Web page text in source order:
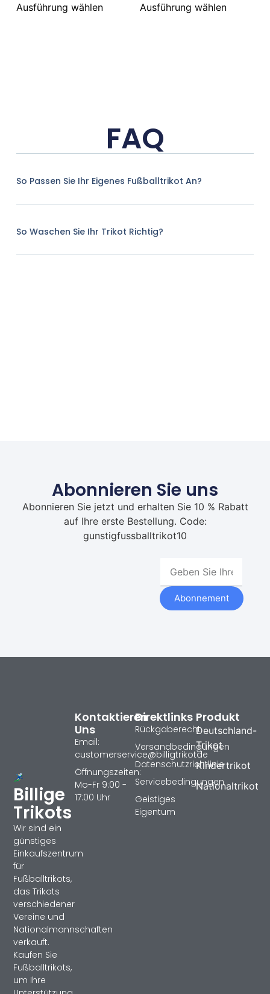
Ausführung wählen Ausführung wählen
FAQ
So Passen Sie Ihr Eigenes Fußballtrikot An?
So Waschen Sie Ihr Trikot Richtig?
Abonnieren Sie uns
Abonnieren Sie jetzt und erhalten Sie 10 % Rabatt
auf Ihre erste Bestellung. Code:
gunstigfussballtrikot10
Abonnement
Billige
Trikots
Wir sind ein
günstiges
Einkaufszentrum
für
Fußballtrikots,
das Trikots
verschiedener
Vereine und
Nationalmannschaften
verkauft.
Kaufen Sie
Fußballtrikots,
um Ihre
Produkt
Deutschland-
Trikot
Kindertrikot
Nationaltrikot
Direktlinks
Rückgaberecht
Versandbedingungen
Datenschutzrichtlinie
Servicebedingungen
Geistiges
Eigentum
Kontaktieren
Uns
Email:
customerservice@billigtrikotde
Öffnungszeiten:
Mo-Fr 9:00 -
17:00 Uhr